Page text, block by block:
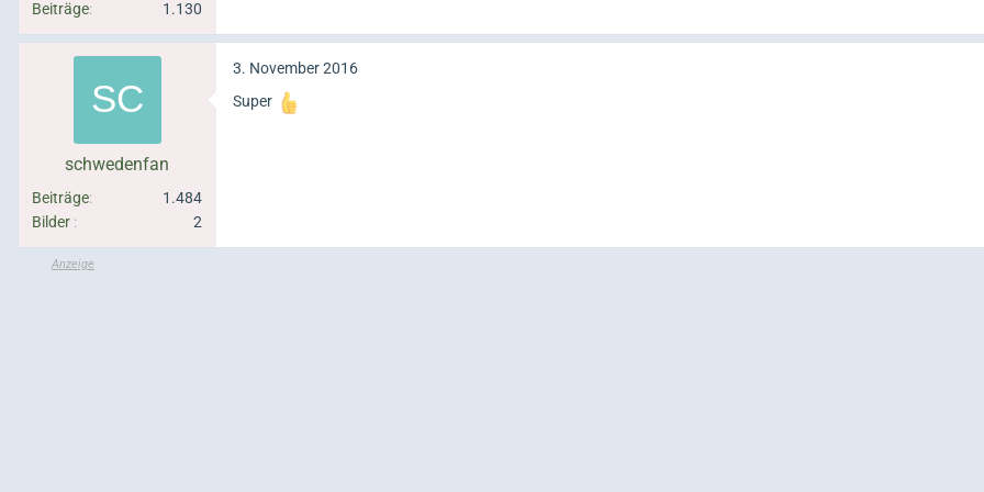
Beiträge 1.130
schwedenfan
Beiträge
1.484
Bilder
2
3. November 2016
Super